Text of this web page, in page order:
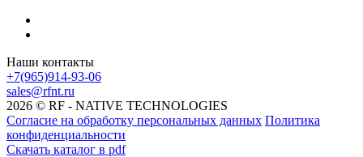
Наши контакты
+7(965)914-93-06
sales@rfnt.ru
2026 © RF - NATIVE TECHNOLOGIES
Согласие на обработку персональных данных Политика
конфиденциальности
Скачать каталог в pdf